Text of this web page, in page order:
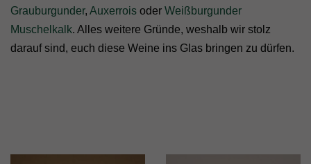
Grauburgunder, Auxerrois oder Weißburgunder
Muschelkalk. Alles weitere Gründe, weshalb wir stolz
darauf sind, euch diese Weine ins Glas bringen zu dürfen.